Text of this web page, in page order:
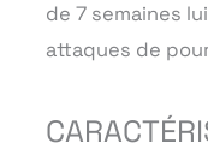
de 7 semaines
attaques de